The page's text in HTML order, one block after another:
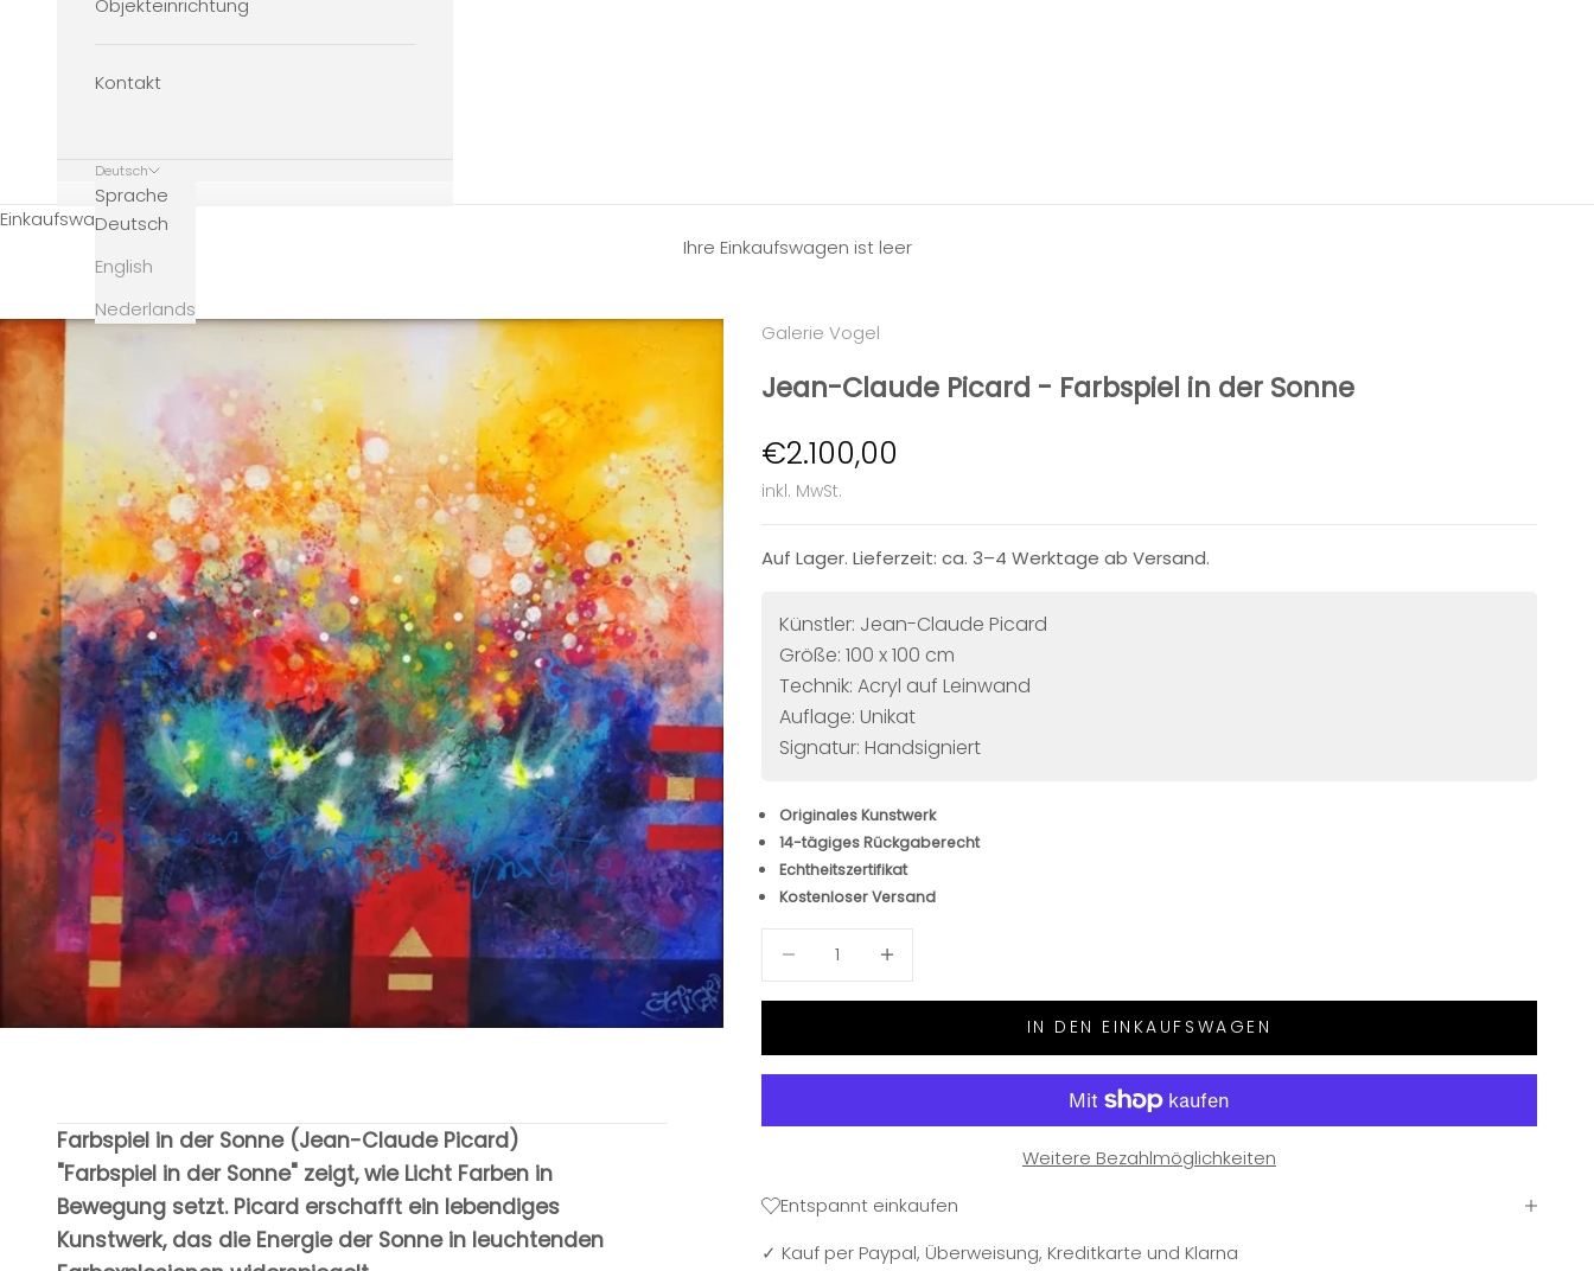
Objekteinrichtung
Kontakt
Deutsch
Sprache
Deutsch
English
Nederlands
Einkaufswagen
Ihre Einkaufswagen ist leer
Galerie Vogel
Jean-Claude Picard - Farbspiel in der Sonne
Angebot
€2.100,00
inkl. MwSt.
Auf Lager. Lieferzeit: ca. 3–4 Werktage ab Versand.
Künstler: Jean-Claude Picard
Größe: 100 x 100 cm
Technik: Acryl auf Leinwand
Auflage: Unikat
Signatur: Handsigniert
Originales Kunstwerk
14-tägiges Rückgaberecht
Echtheitszertifikat
Kostenloser Versand
IN DEN EINKAUFSWAGEN
Weitere Bezahlmöglichkeiten
Entspannt einkaufen
✓ Kauf per Paypal, Überweisung, Kreditkarte und Klarna
Farbspiel in der Sonne (Jean-Claude Picard)
"Farbspiel in der Sonne" zeigt, wie Licht Farben in
Bewegung setzt. Picard erschafft ein lebendiges
Kunstwerk, das die Energie der Sonne in leuchtenden